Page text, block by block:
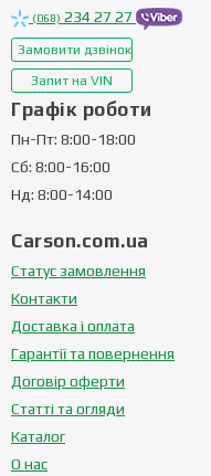
(068) 234 27 27
Замовити дзвінок
Запит на VIN
Графік роботи
Пн-Пт: 8:00-18:00
Сб: 8:00-16:00
Нд: 8:00-14:00
Carson.com.ua
Статус замовлення
Контакти
Доставка і оплата
Гарантії та повернення
Договір оферти
Статті та огляди
Каталог
О нас